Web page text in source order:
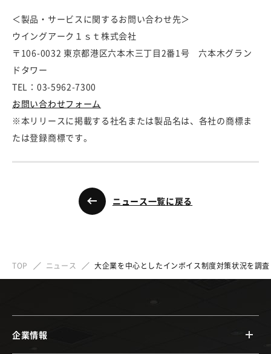
＜製品・サービスに関するお問い合わせ先＞
ウイングアーク１ｓｔ株式会社
〒106-0032 東京都港区六本木三丁目2番1号 六本木グラン
ドタワー
TEL：03-5962-7300
お問い合わせフォーム
※本リリースに掲載する社名または製品名は、各社の商標ま
たは登録商標です。
ニュース一覧に戻る
TOP ニュース 大企業を中心としたインボイス制度対策状況を調査
企業情報